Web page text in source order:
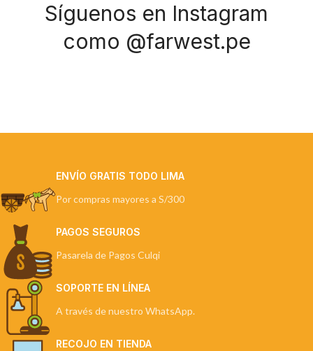
Síguenos en Instagram
como @farwest.pe
ENVÍO GRATIS TODO LIMA
Por compras mayores a S/300
PAGOS SEGUROS
Pasarela de Pagos Culqi
SOPORTE EN LÍNEA
A través de nuestro WhatsApp.
RECOJO EN TIENDA